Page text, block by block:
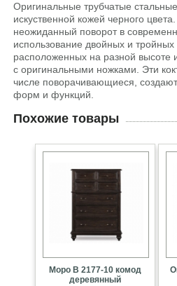
Оригинальные трубчатые
искуственной кожей черного
неожиданный поворот в
использование двойных и
расположенных на разной высоте
с оригинальными ножками. Эти
числе поворачивающиеся,
форм и функций.
Похожие товары
Моро В 2177-10 комод
деревянный